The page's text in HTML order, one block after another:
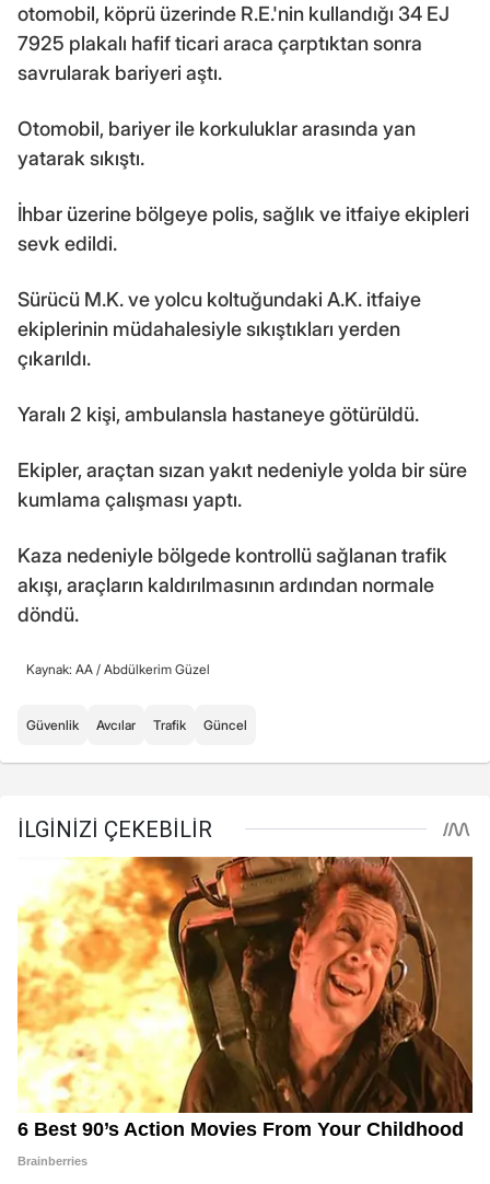
otomobil, köprü üzerinde R.E.'nin kullandığı 34 EJ
7925 plakalı hafif ticari araca çarptıktan sonra
savrularak bariyeri aştı.
Otomobil, bariyer ile korkuluklar arasında yan
yatarak sıkıştı.
İhbar üzerine bölgeye polis, sağlık ve itfaiye ekipleri
sevk edildi.
Sürücü M.K. ve yolcu koltuğundaki A.K. itfaiye
ekiplerinin müdahalesiyle sıkıştıkları yerden
çıkarıldı.
Yaralı 2 kişi, ambulansla hastaneye götürüldü.
Ekipler, araçtan sızan yakıt nedeniyle yolda bir süre
kumlama çalışması yaptı.
Kaza nedeniyle bölgede kontrollü sağlanan trafik
akışı, araçların kaldırılmasının ardından normale
döndü.
Kaynak: AA / Abdülkerim Güzel
Güvenlik Avcılar Trafik Güncel